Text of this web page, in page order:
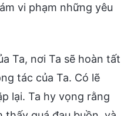
vi phạm những yêu
Ta, nơi Ta sẽ hoàn tất
tác của Ta. Có lẽ
lại. Ta hy vọng rằng